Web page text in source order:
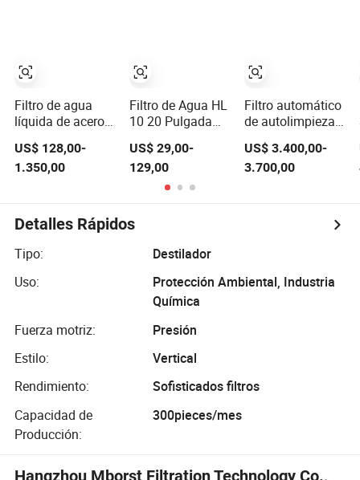
Filtro de agua
líquida de acero
bolsa única y
múltiple de
304/316
US$ 128,00-
1.350,00
Filtro de Agua HL
10 20 Pulgada
316L Carcasa de
Filtro de Agua de
Acero Inoxidable
de Cartucho
Único y Múltiple
para Filtración de
Aceite Líquido
US$ 29,00-
129,00
Filtro automático
de autolimpieza
para la filtración
de líquidos
industriales
US$ 3.400,00-
3.700,00
Detalles Rápidos
Tipo:
Destilador
Uso:
Protección Ambiental, Industria
Química
Fuerza motriz:
Presión
Estilo:
Vertical
Rendimiento:
Sofisticados filtros
Capacidad de
Producción:
300pieces/mes
Hangzhou Mborst Filtration Technology Co.,